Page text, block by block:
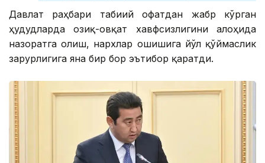
Давлат раҳбари табиий офатдан жабр кўрган
ҳудудларда озиқ-овқат хавфсизлигини алоҳида
назоратга олиш, нархлар ошишига йўл қўймаслик
зарурлигига яна бир бор эътибор қаратди.